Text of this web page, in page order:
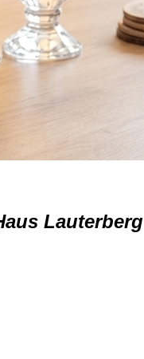
Lauterberg